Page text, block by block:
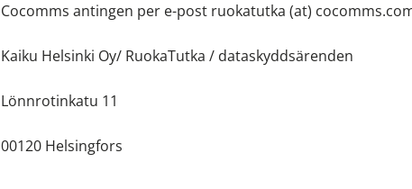
Cocomms antingen per e-post ruokatutka (at)
Kaiku Helsinki Oy/ RuokaTutka / dataskyddsärenden
Lönnrotinkatu 11
00120 Helsingfors